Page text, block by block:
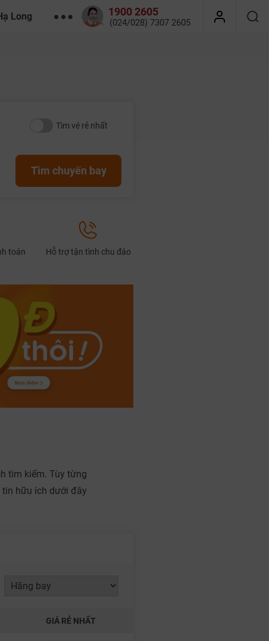
Long 1900 2605
(024/028) 7307 2605
Tìm vé rẻ nhất
Tìm chuyến bay
toán
Hỗ trợ tận tình chu đáo
tìm kiếm. Tùy từng
tin hữu ích dưới đây
GIÁ RẺ NHẤT